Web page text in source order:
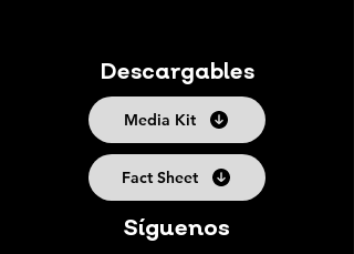
Descargables
Media Kit
Fact Sheet
Síguenos